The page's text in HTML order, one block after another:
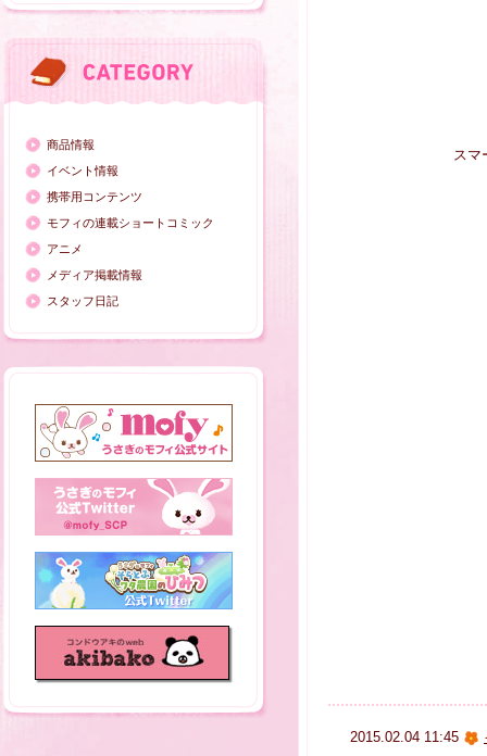
商品情報
イベント情報
携帯用コンテンツ
モフィの連載ショートコミック
アニメ
メディア掲載情報
スタッフ日記
スマ
2015.02.04 11:45